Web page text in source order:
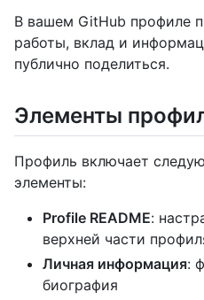
В вашем GitHub профиле
работы, вклад и
публично поделиться.
Элементы
Профиль включает
элементы:
Profile README:
верхней части
Личная информация:
биография